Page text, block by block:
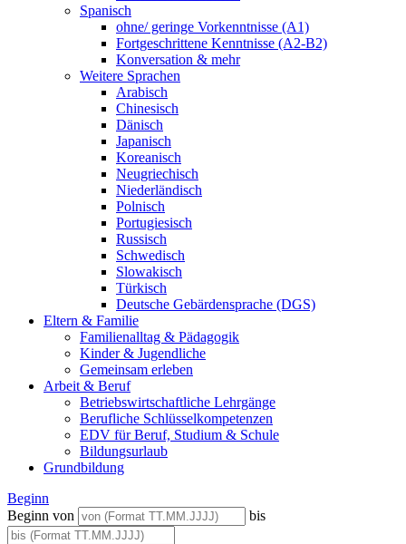
Spanisch
ohne/ geringe Vorkenntnisse (A1)
Fortgeschrittene Kenntnisse (A2-B2)
Konversation & mehr
Weitere Sprachen
Arabisch
Chinesisch
Dänisch
Japanisch
Koreanisch
Neugriechisch
Niederländisch
Polnisch
Portugiesisch
Russisch
Schwedisch
Slowakisch
Türkisch
Deutsche Gebärdensprache (DGS)
Eltern & Familie
Familienalltag & Pädagogik
Kinder & Jugendliche
Gemeinsam erleben
Arbeit & Beruf
Betriebswirtschaftliche Lehrgänge
Berufliche Schlüsselkompetenzen
EDV für Beruf, Studium & Schule
Bildungsurlaub
Grundbildung
Beginn
Beginn von
bis